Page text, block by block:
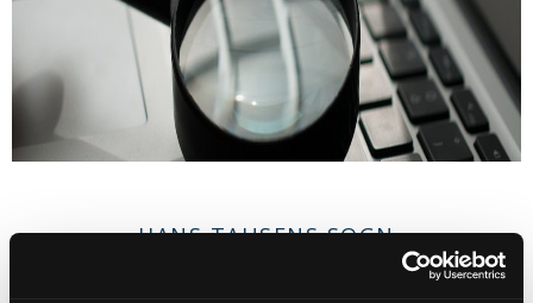
HANS TAUSENS SOGN